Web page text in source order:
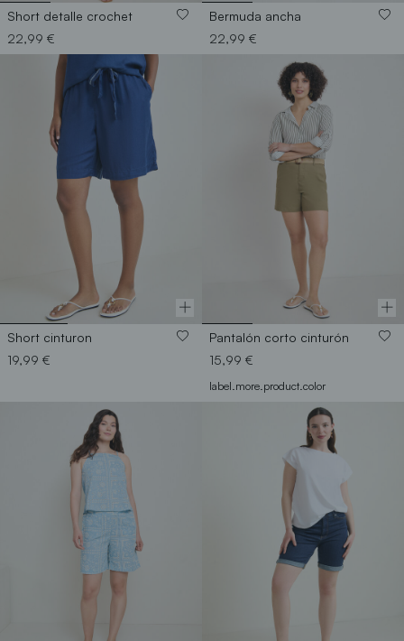
Short detalle crochet
22,99 €
Bermuda ancha
22,99 €
Short cinturon
19,99 €
Pantalón corto cinturón
15,99 €
label.more.product.color